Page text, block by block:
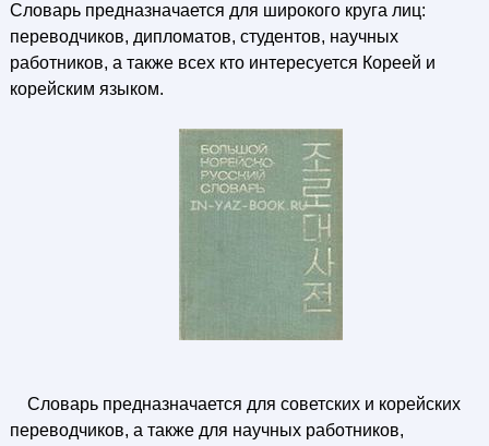
Словарь предназначается для широкого круга лиц:
переводчиков, дипломатов, студентов, научных
работников, а также всех кто интересуется Кореей и
корейским языком.
Словарь предназначается для советских и корейских
переводчиков, а также для научных работников,